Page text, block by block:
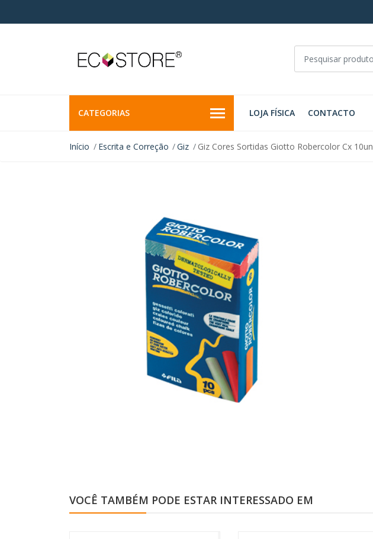
CATEGORIAS LOJA FÍSICA CONTACTO
Início Escrita e Correção Giz Giz Cores Sortidas Giotto Robercolor Cx 10un
VOCÊ TAMBÉM PODE ESTAR INTERESSADO EM